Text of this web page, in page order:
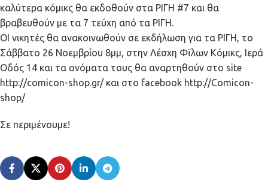
καλύτερα κόμικς θα εκδοθούν στα ΡΙΓΗ #7 και θα
βραβευθούν με τα 7 τεύχη από τα ΡΙΓΗ.
ΟΙ νικητές θα ανακοινωθούν σε εκδήλωση για τα ΡΙΓΗ, το
Σάββατο 26 Νοεμβρίου 8μμ, στην Λέσχη Φϊλων Κόμικς, Ιερά
Οδός 14 και τα ονόματα τους θα αναρτηθούν στο site
http://comicon-shop.gr/και στο facebook http://Comicon-
shop/
Σε περιμένουμε!